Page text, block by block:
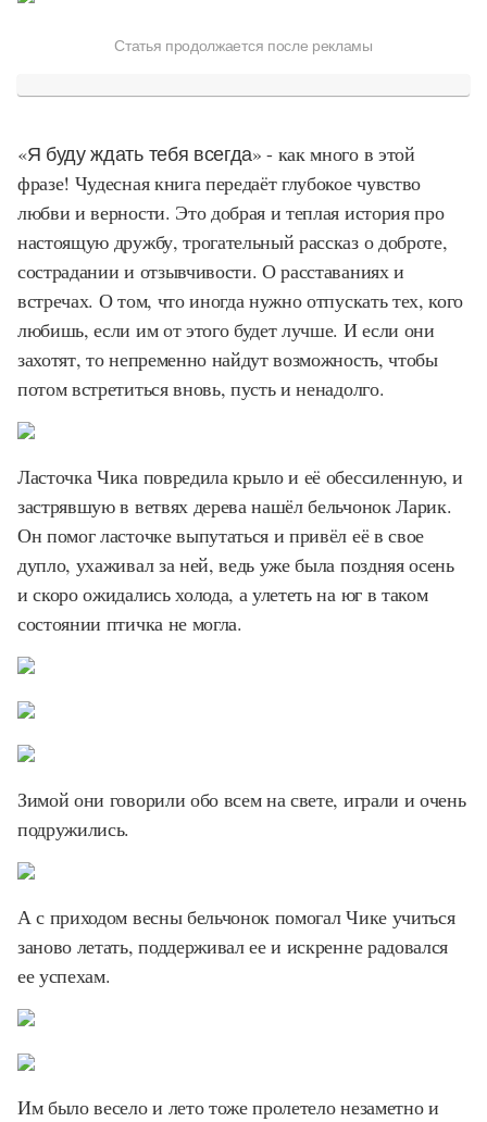
Статья продолжается после рекламы
«Я буду ждать тебя всегда»- как много в этой
фразе! Чудесная книга передаёт глубокое чувство
любви и верности. Это добрая и теплая история про
настоящую дружбу, трогательный рассказ о доброте,
сострадании и отзывчивости. О расставаниях и
встречах. О том, что иногда нужно отпускать тех, кого
любишь, если им от этого будет лучше. И если они
захотят, то непременно найдут возможность, чтобы
потом встретиться вновь, пусть и ненадолго.
Ласточка Чика повредила крыло и её обессиленную, и
застрявшую в ветвях дерева нашёл бельчонок Ларик.
Он помог ласточке выпутаться и привёл её в свое
дупло, ухаживал за ней, ведь уже была поздняя осень
и скоро ожидались холода, а улететь на юг в таком
состоянии птичка не могла.
Зимой они говорили обо всем на свете, играли и очень
подружились.
А с приходом весны бельчонок помогал Чике учиться
заново летать, поддерживал ее и искренне радовался
ее успехам.
Им было весело и лето тоже пролетело незаметно и